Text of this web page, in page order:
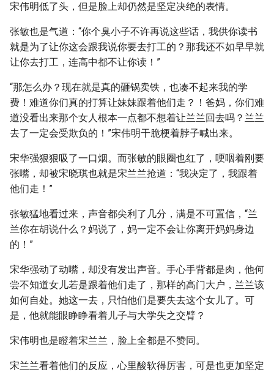
宋伟明低了头，但是脸上却仍然是坚定决绝的表情。
张敏也是气道：“你个臭小子不许再说这些话，我供你读书
就是为了让你这会跟我说你要去打工的？那我还不如早早就
让你去打工，连高中都不让你读！”
“那怎么办？现在就是真的砸锅卖铁，也凑不起来我的学
费！难道你们真的打算让妹妹跟着他们走？！爸妈，你们难
道没看出来那个女人根本一点都不想着让兰兰回去吗？兰兰
去了一定会受欺负的！”宋伟明干脆梗着脖子喊出来。
宋华强狠狠吸了一口烟。而张敏的眼圈也红了，哽咽着刚要
张嘴，却被宋晓琪也就是宋兰兰抢道：“我决定了，我跟着
他们走！”
张敏猛地看过来，声音都尖利了几分，满是不可置信，“兰
兰你在胡说什么？妈说了，妈一定不会让你离开妈妈身边
的！”
宋华强动了动嘴，却没有发出声音。手心手背都是肉，他何
尝不知道女儿若是跟着他们走了，那样的高门大户，兰兰该
如何自处。她这一去，只怕他们是要失去这个女儿了。可
是，他就能眼睁睁看着儿子与大学失之交臂？
宋伟明也是瞪着宋兰兰，脸上全都是不赞同。
宋兰兰看着他们的反应，心里酸软得厉害，可是也更加坚定